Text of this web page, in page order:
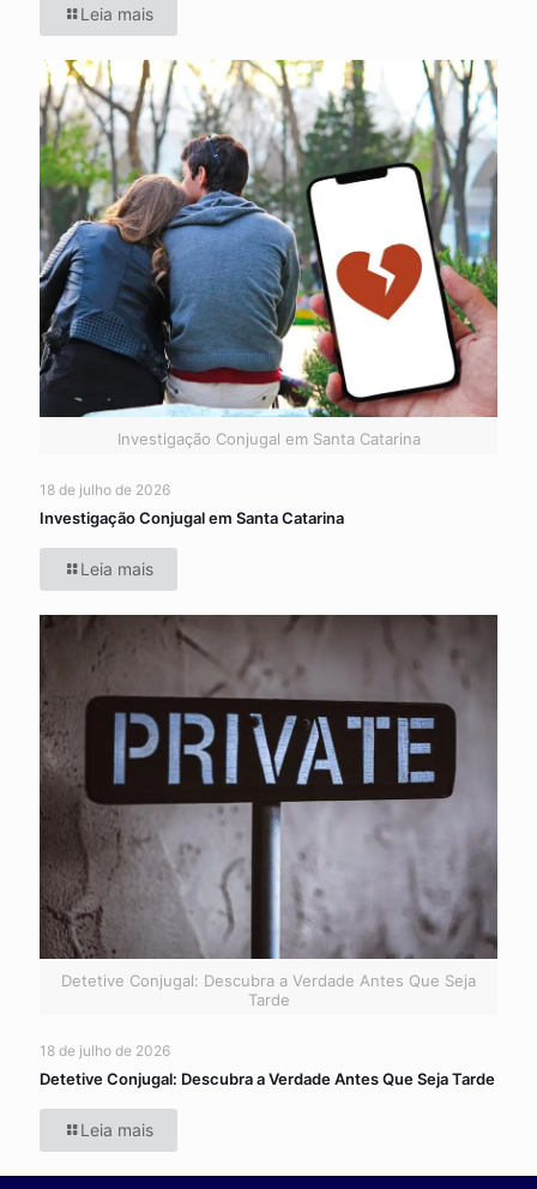
Leia mais
Investigação Conjugal em Santa Catarina
18 de julho de 2026
Investigação Conjugal em Santa Catarina
Leia mais
Detetive Conjugal: Descubra a Verdade Antes Que Seja
Tarde
18 de julho de 2026
Detetive Conjugal: Descubra a Verdade Antes Que Seja Tarde
Leia mais